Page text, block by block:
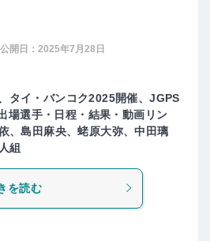
公開日： 2025年7月28日
タイ・バンコク2025開催、JGPS
場選手・日程・結果・動画リン
、島田麻央、蛯原大弥、中田璃
組
を読む